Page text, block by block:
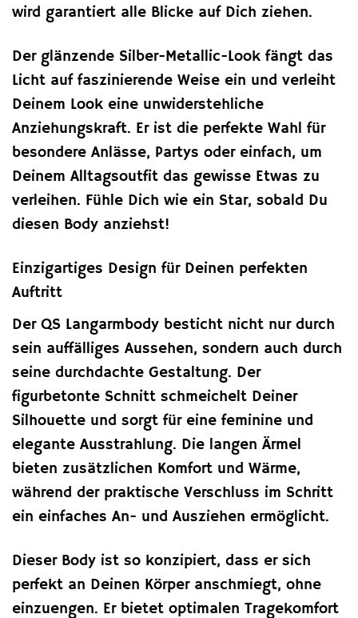
wird garantiert alle Blicke auf Dich ziehen.
Der glänzende Silber-Metallic-Look fängt das
Licht auf faszinierende Weise ein und verleiht
Deinem Look eine unwiderstehliche
Anziehungskraft. Er ist die perfekte Wahl für
besondere Anlässe, Partys oder einfach, um
Deinem Alltagsoutfit das gewisse Etwas zu
verleihen. Fühle Dich wie ein Star, sobald Du
diesen Body anziehst!
Einzigartiges Design für Deinen perfekten
Auftritt
Der QS Langarmbody besticht nicht nur durch
sein auffälliges Aussehen, sondern auch durch
seine durchdachte Gestaltung. Der
figurbetonte Schnitt schmeichelt Deiner
Silhouette und sorgt für eine feminine und
elegante Ausstrahlung. Die langen Ärmel
bieten zusätzlichen Komfort und Wärme,
während der praktische Verschluss im Schritt
ein einfaches An- und Ausziehen ermöglicht.
Dieser Body ist so konzipiert, dass er sich
perfekt an Deinen Körper anschmiegt, ohne
einzuengen. Er bietet optimalen Tragekomfort